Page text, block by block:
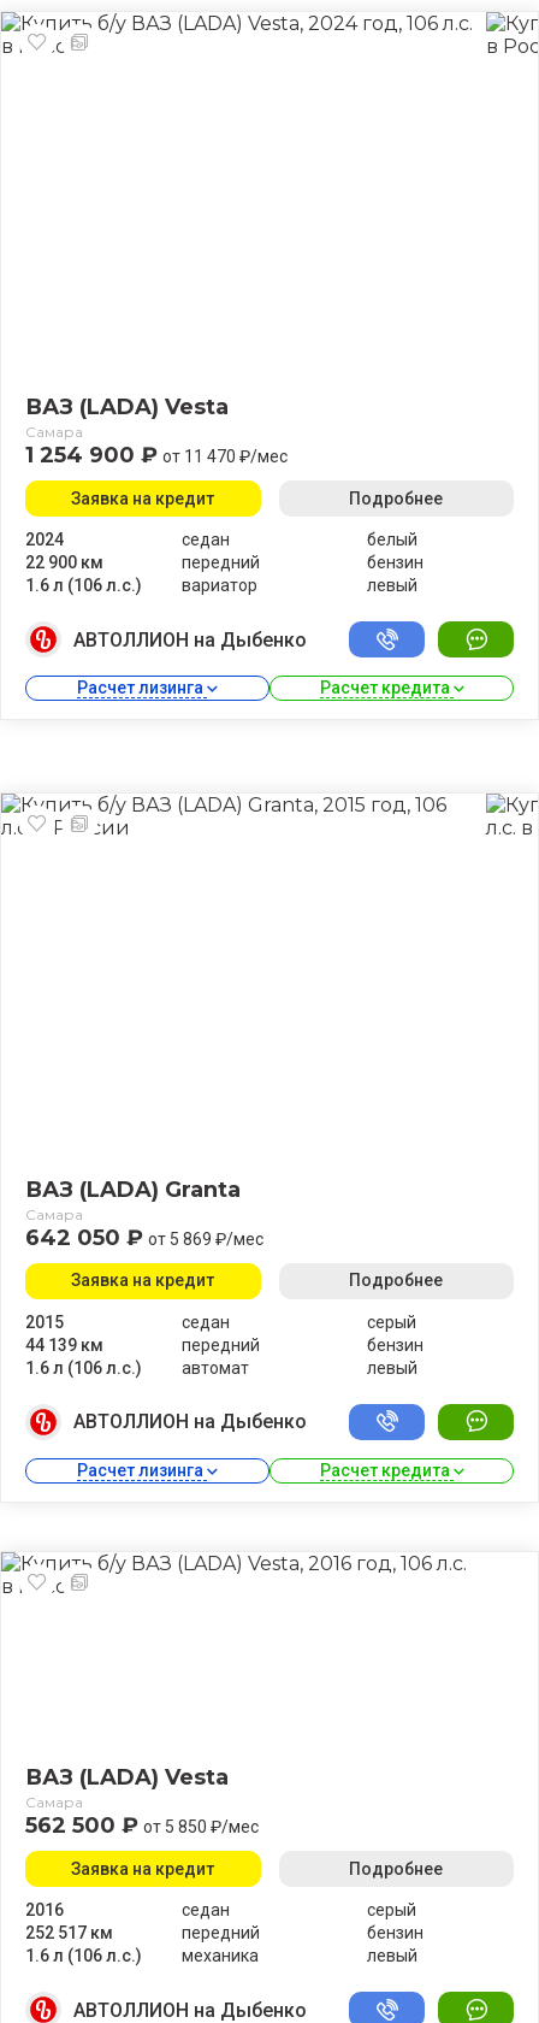
ВАЗ (LADA) Vesta
Самара
1 254 900 ₽ от 11 470 ₽/мес
2024
22 900 км
1.6 л (106 л.с.)
седан
передний
вариатор
белый
бензин
левый
Заявка на кредит Подробнее
АВТОЛЛИОН на Дыбенко
Расчет лизинга Расчет кредита
ВАЗ (LADA) Granta
Самара
642 050 ₽ от 5 869 ₽/мес
2015
44 139 км
1.6 л (106 л.с.)
седан
передний
автомат
серый
бензин
левый
Заявка на кредит Подробнее
АВТОЛЛИОН на Дыбенко
Расчет лизинга Расчет кредита
ВАЗ (LADA) Vesta
Самара
562 500 ₽ от 5 850 ₽/мес
2016
252 517 км
1.6 л (106 л.с.)
седан
передний
механика
серый
бензин
левый
Заявка на кредит Подробнее
АВТОЛЛИОН на Дыбенко